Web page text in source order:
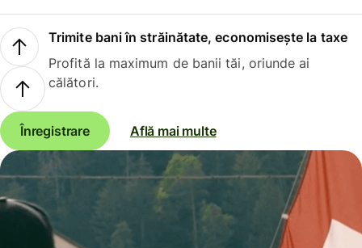
Trimite bani în străinătate, economisește la taxe
Profită la maximum de banii tăi, oriunde ai
călători.
Înregistrare Află mai multe